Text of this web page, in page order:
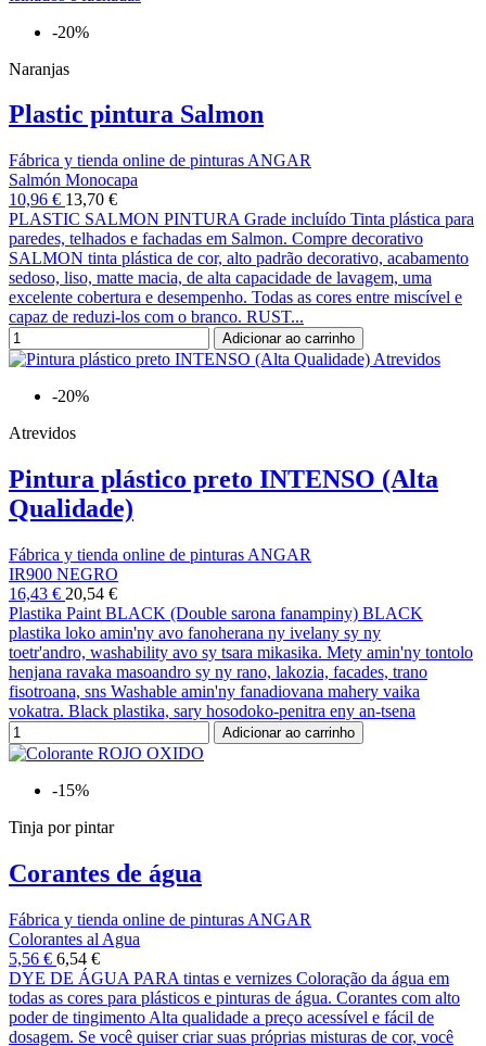
-20%
Naranjas
Plastic pintura Salmon
Fábrica y tienda online de pinturas ANGAR
Salmón Monocapa
10,96 € 13,70 €
PLASTIC SALMON PINTURA Grade incluído Tinta plástica para
paredes, telhados e fachadas em Salmon. Compre decorativo
SALMON tinta plástica de cor, alto padrão decorativo, acabamento
sedoso, liso, matte macia, de alta capacidade de lavagem, uma
excelente cobertura e desempenho. Todas as cores entre miscível e
capaz de reduzi-los com o branco. RUST...
Adicionar ao carrinho
-20%
Atrevidos
Pintura plástico preto INTENSO (Alta
Qualidade)
Fábrica y tienda online de pinturas ANGAR
IR900 NEGRO
16,43 € 20,54 €
Plastika Paint BLACK (Double sarona fanampiny) BLACK
plastika loko amin'ny avo fanoherana ny ivelany sy ny
toetr'andro, washability avo sy tsara mikasika. Mety amin'ny tontolo
henjana ravaka masoandro sy ny rano, lakozia, facades, trano
fisotroana, sns Washable amin'ny fanadiovana mahery vaika
vokatra. Black plastika, sary hosodoko-penitra eny an-tsena
Adicionar ao carrinho
-15%
Tinja por pintar
Corantes de água
Fábrica y tienda online de pinturas ANGAR
Colorantes al Agua
5,56 € 6,54 €
DYE DE ÁGUA PARA tintas e vernizes Coloração da água em
todas as cores para plásticos e pinturas de água. Corantes com alto
poder de tingimento Alta qualidade a preço acessível e fácil de
dosagem. Se você quiser criar suas próprias misturas de cor, você